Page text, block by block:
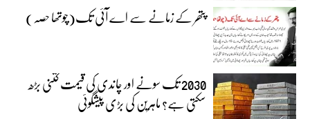
پتھر کے زمانے سے اے آئی تک(چوتھا حصہ)
2030 تک سونے اور چاندی کی قیمت کتنی بڑھ
سکتی ہے؟ ماہرین کی بڑی پیشگوئی